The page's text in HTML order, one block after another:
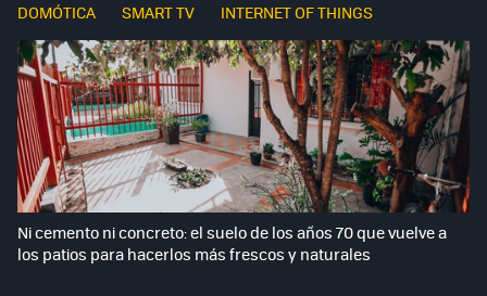
DOMÓTICA SMART TV INTERNET OF THINGS
Ni cemento ni concreto: el suelo de los años 70 que vuelve a
los patios para hacerlos más frescos y naturales